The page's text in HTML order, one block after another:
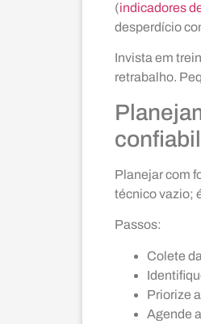
(indicadores
desperdício
Invista em
retrabalho.
Planejar com
técnico vazio;
Passos:
Colete
Priorize
Agende